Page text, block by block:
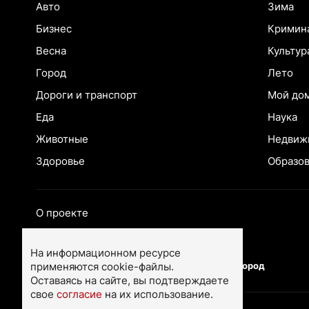
Авто
Бизнес
Весна
Город
Дороги и транспорт
Еда
Животные
Здоровье
Зима
Лето
Мой
Наука
О проекте
Тюмень
Нижний Новгород
На информационном ресурсе
применяются cookie-файлы.
Оставаясь на сайте, вы подтверждаете
свое согласие на их использование.